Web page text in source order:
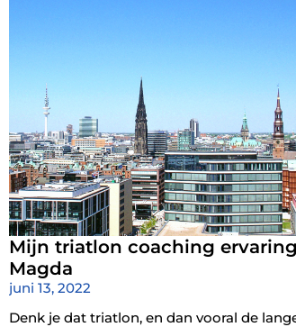
Mijn triatlon coaching
Magda
juni 13, 2022
Denk je dat triatlon, en dan vooral de